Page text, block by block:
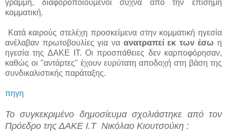
γραμμή, διαφοροποιούμενοι συχνά από την επίσημη
κομματική.
Κατά καιρούς στελέχη προσκείμενα στην κομματική ηγεσία
ανέλαβαν πρωτοβουλίες για να ανατραπεί εκ των έσω η
ηγεσία της ΔΑΚΕ ΙΤ. Οι προσπάθειες δεν καρποφόρησαν,
καθώς οι "αντάρτες" έχουν ευρύτατη αποδοχή στη βάση της
συνδικαλιστικής παράταξης.
πηγη
Το συγκεκριμένο δημοσίευμα σχολιάστηκε από τον
Πρόεδρο της ΔΑΚΕ Ι.Τ Νικόλαο Κιουτσούκη :